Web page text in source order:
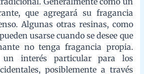
la extracción cruda de
resinas
de extracción crudos que provocaron la
en la década de 1990, el Departamento
prohibir la extracción de resina.